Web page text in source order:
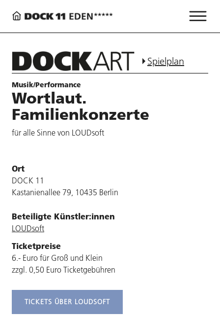
Spielplan
Musik/Performance
Wortlaut.
Familienkonzerte
für alle Sinne von LOUDsoft
Ort
DOCK 11
Kastanienallee 79, 10435 Berlin
Beteiligte Künstler:innen
LOUDsoft
Ticketpreise
6.- Euro für Groß und Klein
zzgl. 0,50 Euro Ticketgebühren
TICKETS ÜBER LOUDSOFT